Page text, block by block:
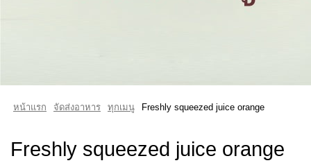
หน้าแรก จัดส่งอาหาร ทุกเมนู Freshly squeezed juice orange
Freshly squeezed juice orange